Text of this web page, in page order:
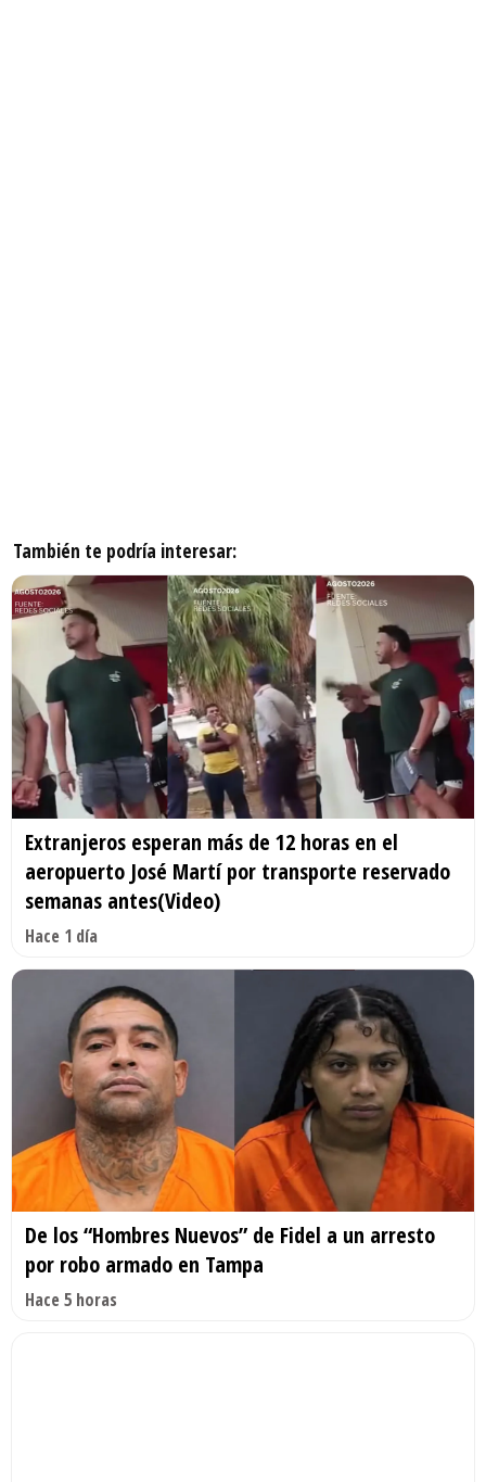
También te podría interesar:
Extranjeros esperan más de 12 horas en el
aeropuerto José Martí por transporte reservado
semanas antes(Video)
Hace 1 día
De los “Hombres Nuevos” de Fidel a un arresto
por robo armado en Tampa
Hace 5 horas